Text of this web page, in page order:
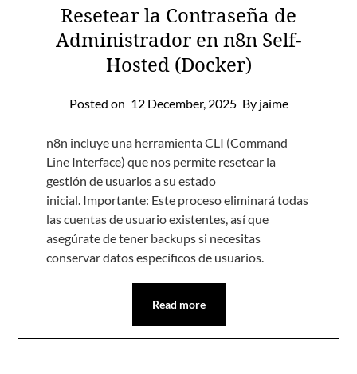
Resetear la Contraseña de
Administrador en n8n Self-
Hosted (Docker)
Posted on 12 December, 2025 By jaime
n8n incluye una herramienta CLI (Command
Line Interface) que nos permite resetear la
gestión de usuarios a su estado
inicial. Importante: Este proceso eliminará todas
las cuentas de usuario existentes, así que
asegúrate de tener backups si necesitas
conservar datos específicos de usuarios.
Read more